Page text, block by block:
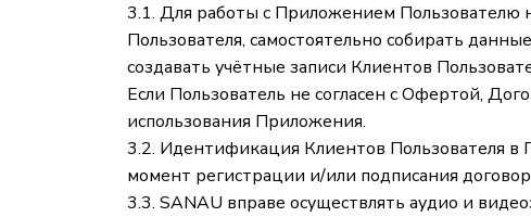
3.1. Для работы с Приложением Пользователю
Пользователя, самостоятельно собирать
создавать учётные записи Клиентов
Если Пользователь не согласен с Офертой,
использования Приложения.
3.2. Идентификация Клиентов Пользователя в
момент регистрации и/или подписания
3.3. SANAU вправе осуществлять аудио и